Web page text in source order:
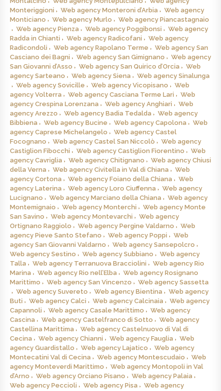
Monteriggioni
Web agency Monteroni d’Arbia
Web agency
Monticiano
Web agency Murlo
Web agency Piancastagnaio
Web agency Pienza
Web agency Poggibonsi
Web agency
Radda in Chianti
Web agency Radicofani
Web agency
Radicondoli
Web agency Rapolano Terme
Web agency San
Casciano dei Bagni
Web agency San Gimignano
Web agency
San Giovanni d’Asso
Web agency San Quirico d’Orcia
Web
agency Sarteano
Web agency Siena
Web agency Sinalunga
Web agency Sovicille
Web agency Vicopisano
Web
agency Volterra
Web agency Casciana Terme Lari
Web
agency Crespina Lorenzana
Web agency Anghiari
Web
agency Arezzo
Web agency Badia Tedalda
Web agency
Bibbiena
Web agency Bucine Web agency Capolona
Web
agency Caprese Michelangelo
Web agency Castel
Focognano
Web agency Castel San Niccolò
Web agency
Castiglion Fibocchi
Web agency Castiglion Fiorentino
Web
agency Cavriglia
Web agency Chitignano
Web agency Chiusi
della Verna
Web agency Civitella in Val di Chiana
Web
agency Cortona
Web agency Foiano della Chiana
Web
agency Laterina
Web agency Loro Ciuffenna
Web agency
Lucignano
Web agency Marciano della Chiana
Web agency
Montemignaio
Web agency Monterchi
Web agency Monte
San Savino
Web agency Montevarchi
Web agency
Ortignano Raggiolo
Web agency Pergine Valdarno
Web
agency Pieve Santo Stefano
Web agency Poppi
Web
agency San Giovanni Valdarno
Web agency Sansepolcro
Web agency Sestino
Web agency Subbiano
Web agency
Talla
Web agency Terranuova Bracciolini
Web agency Rio
Marina
Web agency Rio nell’Elba
Web agency Rosignano
Marittimo
Web agency San Vincenzo
Web agency Sassetta
Web agency Suvereto
Web agency Bientina
Web agency
Buti
Web agency Calci Web agency Calcinaia
Web agency
Capannoli
Web agency Casale Marittimo
Web agency
Cascina
Web agency Castelfranco di Sotto
Web agency
Castellina Marittima
Web agency Castelnuovo di Val di
Cecina
Web agency Chianni Web agency Fauglia
Web
agency Guardistallo
Web agency Lajatico
Web agency
Montecatini Val di Cecina
Web agency Montescudaio
Web
agency Monteverdi Marittimo
Web agency Montopoli in Val
d’Arno
Web agency Orciano Pisano
Web agency Palaia
Web agency Peccioli
Web agency Pisa
Web agency